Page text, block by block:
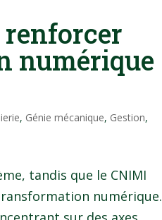
renforcer
numérique
, Génie mécanique, Gestion,
tandis que le CNIMI
numérique.